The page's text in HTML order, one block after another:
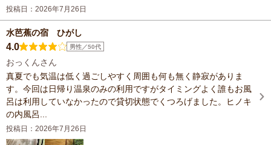
投稿日：2026年7月26日
水芭蕉の宿 ひがし
4.0 男性／50代
おっくんさん
真夏でも気温は低く過ごしやすく周囲も何も無く静寂がありま
す。今回は日帰り温泉のみの利用ですがタイミングよく誰もお風
呂は利用していなかったので貸切状態でくつろげました。ヒノキ
の内風呂...
投稿日：2026年7月26日